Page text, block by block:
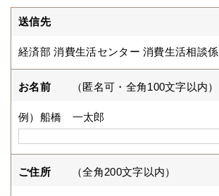
送信先
経済部 消費生活センター 消費生活相談係
お名前 （匿名可・全角100文字以内）
例）船橋 一太郎
ご住所 （全角200文字以内）